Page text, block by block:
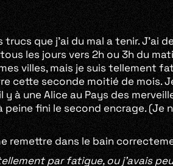
que j’ai du mal a tenir. J’ai
les jours vers 2h ou 3h du
villes, mais je suis tellement
cette seconde moitié de mois.
à une Alice au Pays des
peine fini le second encrage. (Je
remettre dans le bain
par fatigue, ou j’avais